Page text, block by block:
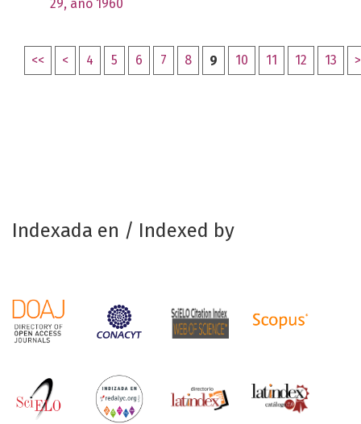
29, año 1960
<< < 4 5 6 7 8 9 10 11 12 13 >
Indexada en / Indexed by